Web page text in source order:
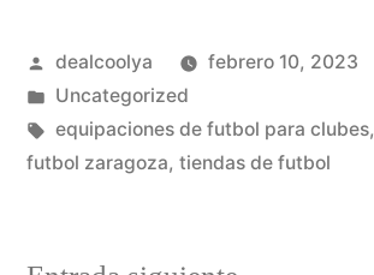
Publicado
por
dealcoolya
febrero 10, 2023
Publicado
en
Uncategorized
Etiquetas:
equipaciones de futbol para clubes,
futbol zaragoza, tiendas de futbol